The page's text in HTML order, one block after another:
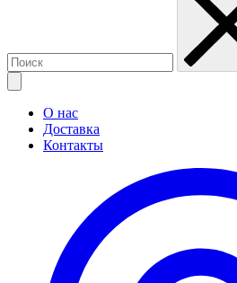
О нас
Доставка
Контакты